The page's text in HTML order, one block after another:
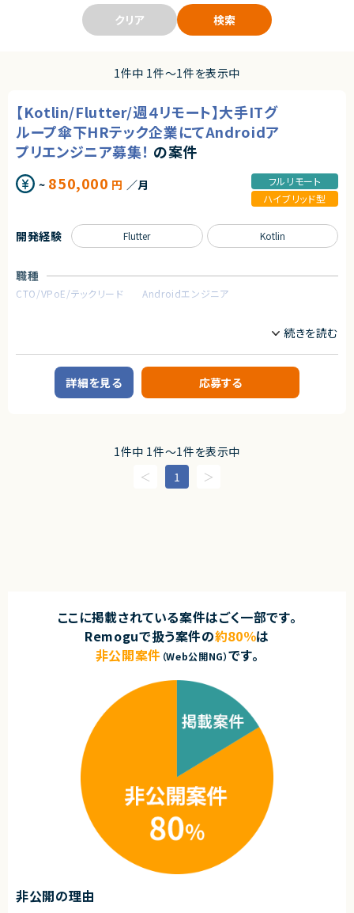
クリア 検索
1件中 1件〜1件を表示中
【Kotlin/Flutter/週４リモート】大手ITグ
ループ傘下HRテック企業にてAndroidア
プリエンジニア募集！ の案件
~ 850,000 円 ／月
フルリモート
ハイブリッド型
職種
CTO/VPoE/テックリード Androidエンジニア
ネイティブアプリ開発チームにてAndroidネイティブアプリの設計・開発・運
用・保守をお願いします。
＜具体的な業務例＞
・Androidネイティブアプリの開発・運用
・プロダクトオーナーやデザイナー、バックエンドエンジニアと密に連携しな
・FCMを使用したPush Notificationの開発・運用経験
・iOSアプリ開発・運用経験
・OSSを使った開発・運用経験
・Goなどを使用したネイティブまたはWebアプリケーションのバックエンド
開発経験 Flutter Kotlin
業務委託(準委任契約)
株式会社LASSIC
エージェントから
★日本最大級の求人検索サービスを支える重要ポジションで高度な技術領
域に挑戦できます！
★週4リモート＆フレックスで柔軟な働き方が可能です！
★業務委託で参画後、正社員としての採用についても前向きな企業様です！
詳細を見る 応募する
1件中 1件〜1件を表示中
1
ここに掲載されている案件はごく一部です。
Remoguで扱う案件の約80％は
非公開案件 （Web公開NG）です。
非公開の理由